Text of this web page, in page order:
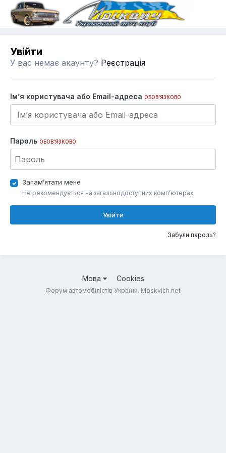
Увійти
У вас немає акаунту? Реєстрація
Ім’я користувача або Email-адреса ОБОВ’ЯЗКОВО
Пароль ОБОВ’ЯЗКОВО
Запам’ятати мене
Не рекомендується на загальнодоступних комп’ютерах
Увійти
Забули пароль?
Мова Cookies
Форум автомобілістів України. Moskvich.net